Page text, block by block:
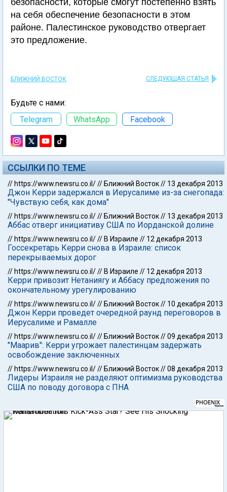
безопасности, которые смогут постепенно взять
на себя обеспечение безопасности в этом
районе. Палестинскoе руководство отвергает
это предложение.
БЛИЖНИЙ ВОСТОК СЛЕДУЮЩАЯ СТАТЬЯ
Будьте с нами:
Telegram
WhatsApp Facebook
ССЫЛКИ ПО ТЕМЕ
// https://www.newsru.co.il/// Ближний Восток// 13 декабря 2013
Джон Керри задержался в Иерусалиме из-за снегопада:
"Чувствую себя, как дома"
// https://www.newsru.co.il/// Ближний Восток// 13 декабря 2013
Аббас отверг инициативу США по Иорданской долине
// https://www.newsru.co.il/// В Израиле // 12 декабря 2013
Госсекретарь Керри снова в Израиле: список
перекрываемых дорог
// https://www.newsru.co.il/// В Израиле // 12 декабря 2013
Керри привозит Нетаниягу и Аббасу предложения по
окончательному урегулированию
// https://www.newsru.co.il/// Ближний Восток// 10 декабря 2013
Джон Керри проведет очередной раунд переговоров в
Иерусалиме и Рамалле
// https://www.newsru.co.il/// Ближний Восток//09 декабря 2013
"Маарив": Керри угрожает палестинцам задержать
освобождение заключенных
// https://www.newsru.co.il/// Ближний Восток//08 декабря 2013
Лидеры Израиля не разделяют оптимизма руководства
США по поводу договора с ПНА